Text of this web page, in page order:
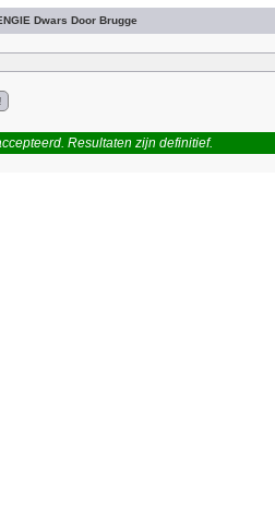
Dwars Door Brugge
Resultaten zijn definitief.